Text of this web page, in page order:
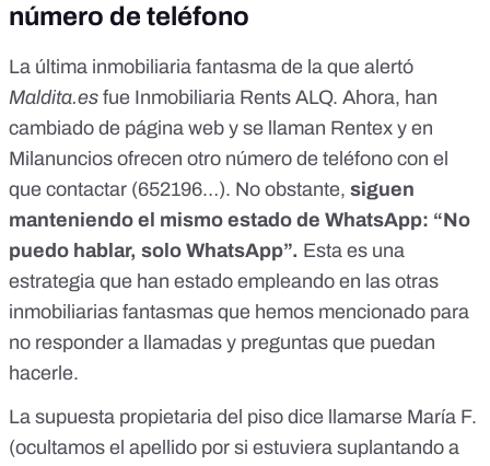
número de teléfono
La última inmobiliaria fantasma de la que alertó
Maldita.es fue Inmobiliaria Rents ALQ. Ahora, han
cambiado de página web y se llaman Rentex y en
Milanuncios ofrecen otro número de teléfono con el
que contactar (652196…). No obstante, siguen
manteniendo el mismo estado de WhatsApp: “No
puedo hablar, solo WhatsApp”. Esta es una
estrategia que han estado empleando en las otras
inmobiliarias fantasmas que hemos mencionado para
no responder a llamadas y preguntas que puedan
hacerle.
La supuesta propietaria del piso dice llamarse María F.
(ocultamos el apellido por si estuviera suplantando a